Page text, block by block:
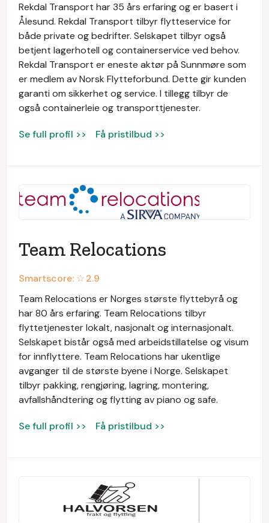
Rekdal Transport har 35 års erfaring og er basert i
Ålesund. Rekdal Transport tilbyr flytteservice for
både private og bedrifter. Selskapet tilbyr også
betjent lagerhotell og containerservice ved behov.
Rekdal Transport er eneste aktør på Sunnmøre som
er medlem av Norsk Flytteforbund. Dette gir kunden
garanti om sikkerhet og service. I tillegg tilbyr de
også containerleie og transporttjenester.
Se full profil >> Få pristilbud >>
Team Relocations
Smartscore: ☆2.9
Team Relocations er Norges største flyttebyrå og
har 80 års erfaring. Team Relocations tilbyr
flyttetjenester lokalt, nasjonalt og internasjonalt.
Selskapet bistår også med arbeidstillatelse og visum
for innflyttere. Team Relocations har ukentlige
avganger til de største byene i Norge. Selskapet
tilbyr pakking, rengjøring, lagring, montering,
avfallshåndtering og flytting av piano og safe.
Se full profil >> Få pristilbud >>